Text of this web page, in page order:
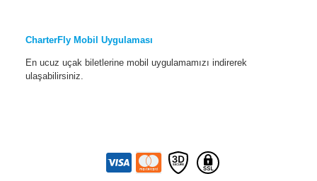
CharterFly Mobil Uygulaması
En ucuz uçak biletlerine mobil uygulamamızı indirerek
ulaşabilirsiniz.